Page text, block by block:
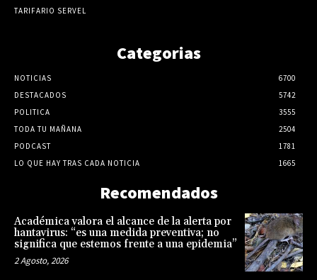
TARIFARIO SERVEL
Categorias
NOTICIAS
6700
DESTACADOS
5742
POLITICA
3555
TODA TU MAÑANA
2504
PODCAST
1781
LO QUE HAY TRAS CADA NOTICIA
1665
Recomendados
Académica valora el alcance de la alerta por
hantavirus: “es una medida preventiva; no
significa que estemos frente a una epidemia”
2 Agosto, 2026